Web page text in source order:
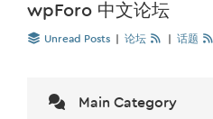
wpForo 中文论坛
Unread Posts 论坛 话题
Main Category